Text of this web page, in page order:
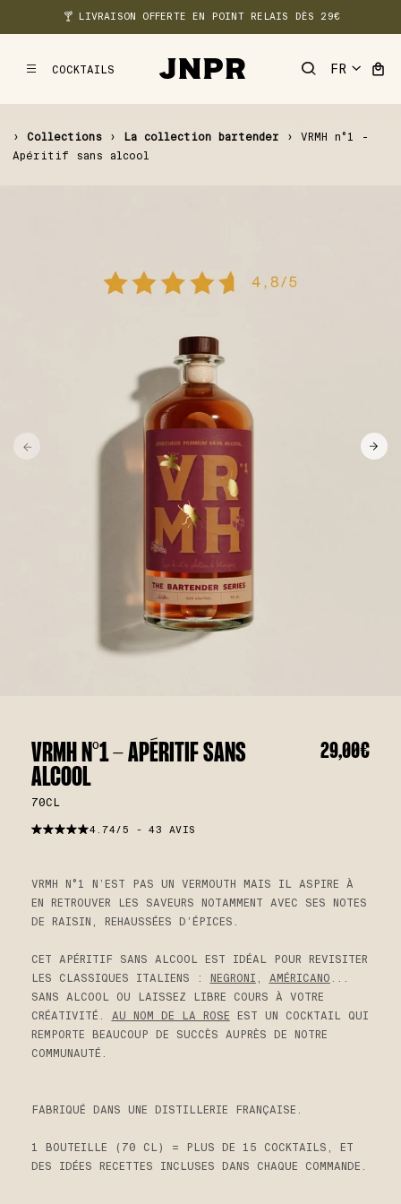
🍸 LIVRAISON OFFERTE EN POINT RELAIS DÈS 29€
COCKTAILS
› Collections › La collection bartender ›
VRMH n°1 -
Apéritif sans alcool
VRMH N°1 - APÉRITIF SANS
ALCOOL
70CL
29,00€
4.74/5 - 43 AVIS
VRMH N°1 N’EST PAS UN VERMOUTH MAIS IL ASPIRE À
EN RETROUVER LES SAVEURS NOTAMMENT AVEC SES NOTES
DE RAISIN, REHAUSSÉES D’ÉPICES.
CET APÉRITIF SANS ALCOOL EST IDÉAL POUR REVISITER
LES CLASSIQUES ITALIENS : NEGRONI , AMÉRICANO ...
SANS ALCOOL OU LAISSEZ LIBRE COURS À VOTRE
CRÉATIVITÉ. AU NOM DE LA ROSE EST UN COCKTAIL QUI
REMPORTE BEAUCOUP DE SUCCÈS AUPRÈS DE NOTRE
COMMUNAUTÉ.
FABRIQUÉ DANS UNE DISTILLERIE FRANÇAISE.
1 BOUTEILLE (70 CL) = PLUS DE 15 COCKTAILS, ET
DES IDÉES RECETTES INCLUSES DANS CHAQUE COMMANDE.